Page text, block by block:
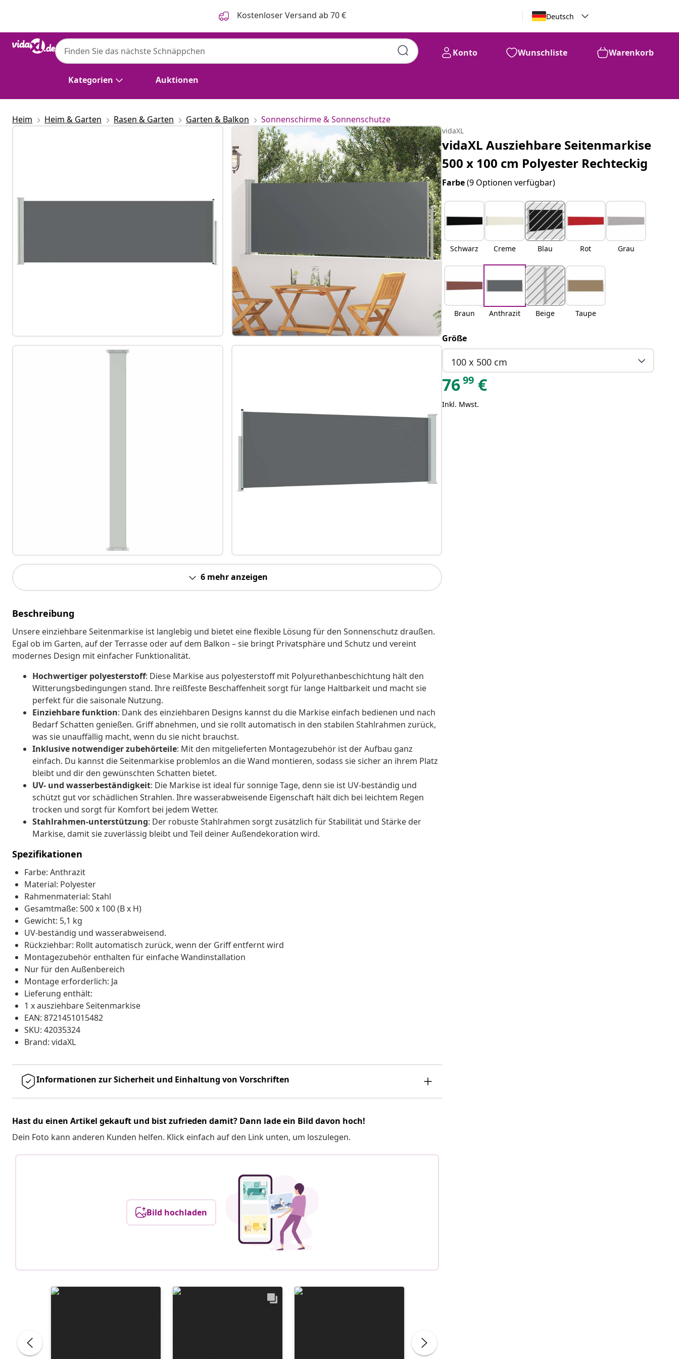
Kostenloser Versand ab 70 € Deutsch
Kategorien Auktionen
Konto Wunschliste Warenkorb
Heim Heim & Garten Rasen & Garten Garten & Balkon Sonnenschirme & Sonnenschutze
6 mehr anzeigen
Beschreibung
Unsere einziehbare Seitenmarkise ist langlebig und bietet eine flexible Lösung für den Sonnenschutz draußen.
Egal ob im Garten, auf der Terrasse oder auf dem Balkon – sie bringt Privatsphäre und Schutz und vereint
modernes Design mit einfacher Funktionalität.
Hochwertiger polyesterstoff: Diese Markise aus polyesterstoff mit Polyurethanbeschichtung hält den
Witterungsbedingungen stand. Ihre reißfeste Beschaffenheit sorgt für lange Haltbarkeit und macht sie
perfekt für die saisonale Nutzung.
Einziehbare funktion: Dank des einziehbaren Designs kannst du die Markise einfach bedienen und nach
Bedarf Schatten genießen. Griff abnehmen, und sie rollt automatisch in den stabilen Stahlrahmen zurück,
was sie unauffällig macht, wenn du sie nicht brauchst.
Inklusive notwendiger zubehörteile: Mit den mitgelieferten Montagezubehör ist der Aufbau ganz
einfach. Du kannst die Seitenmarkise problemlos an die Wand montieren, sodass sie sicher an ihrem Platz
bleibt und dir den gewünschten Schatten bietet.
UV- und wasserbeständigkeit: Die Markise ist ideal für sonnige Tage, denn sie ist UV-beständig und
schützt gut vor schädlichen Strahlen. Ihre wasserabweisende Eigenschaft hält dich bei leichtem Regen
trocken und sorgt für Komfort bei jedem Wetter.
Stahlrahmen-unterstützung: Der robuste Stahlrahmen sorgt zusätzlich für Stabilität und Stärke der
Markise, damit sie zuverlässig bleibt und Teil deiner Außendekoration wird.
Spezifikationen
Farbe: Anthrazit
Material: Polyester
Rahmenmaterial: Stahl
Gesamtmaße: 500 x 100 (B x H)
Gewicht: 5,1 kg
UV-beständig und wasserabweisend.
Rückziehbar: Rollt automatisch zurück, wenn der Griff entfernt wird
Montagezubehör enthalten für einfache Wandinstallation
Nur für den Außenbereich
Montage erforderlich: Ja
Lieferung enthält:
1 x ausziehbare Seitenmarkise
EAN: 8721451015482
SKU: 42035324
Brand: vidaXL
Informationen zur Sicherheit und Einhaltung von Vorschriften
Hast du einen Artikel gekauft und bist zufrieden damit? Dann lade ein Bild davon hoch!
Dein Foto kann anderen Kunden helfen. Klick einfach auf den Link unten, um loszulegen.
Bild hochladen
vidaXL
vidaXL Ausziehbare Seitenmarkise
500 x 100 cm Polyester Rechteckig
Farbe(9 Optionen verfügbar)
Schwarz Creme Blau Rot Grau
Braun Anthrazit Beige Taupe
Größe
100 x 500 cm
7699 €
Inkl. Mwst.